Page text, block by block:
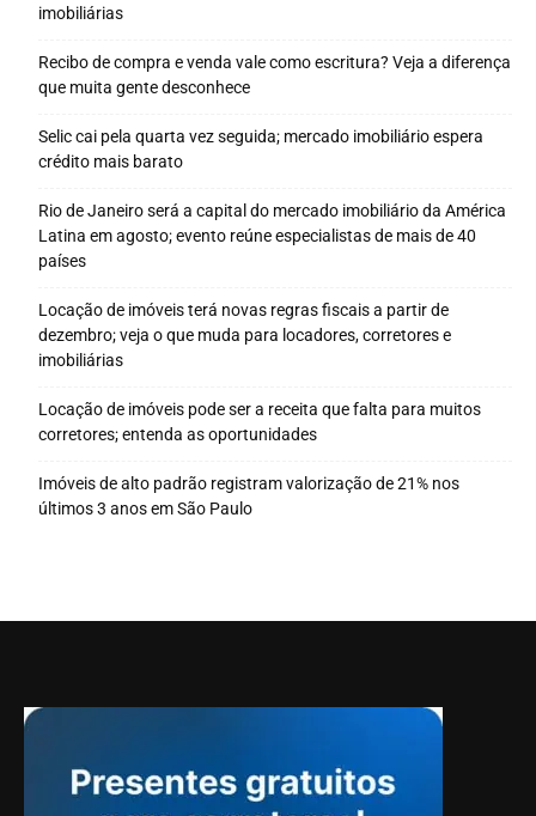
imobiliárias
Recibo de compra e venda vale como escritura? Veja a diferença
que muita gente desconhece
Selic cai pela quarta vez seguida; mercado imobiliário espera
crédito mais barato
Rio de Janeiro será a capital do mercado imobiliário da América
Latina em agosto; evento reúne especialistas de mais de 40
países
Locação de imóveis terá novas regras fiscais a partir de
dezembro; veja o que muda para locadores, corretores e
imobiliárias
Locação de imóveis pode ser a receita que falta para muitos
corretores; entenda as oportunidades
Imóveis de alto padrão registram valorização de 21% nos
últimos 3 anos em São Paulo